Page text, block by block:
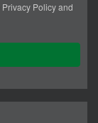
Privacy Policyand